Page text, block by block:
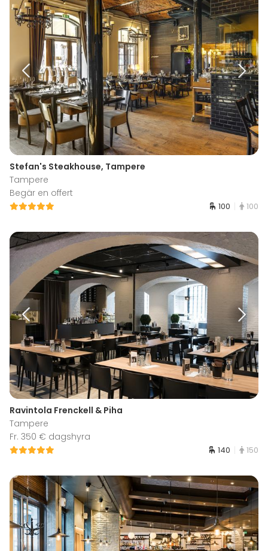
Stefan's Steakhouse, Tampere
Tampere
Begär en offert
100 100
Ravintola Frenckell & Piha
Tampere
Fr. 350 € dagshyra
140 150